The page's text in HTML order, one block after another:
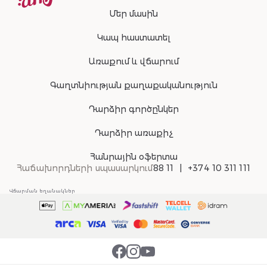
Մեր մասին
Կապ հաստատել
Առաքում և վճարում
Գաղտնիության քաղաքականություն
Դարձիր գործընկեր
Դարձիր առաքիչ
Հանրային օֆերտա
Հաճախորդների սպասարկում88 11 +374 10 311 111
Վճարման եղանակներ